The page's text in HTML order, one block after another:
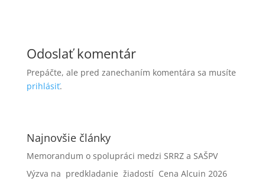
Odoslať komentár
Prepáčte, ale pred zanechaním komentára sa musíte
prihlásiť.
Najnovšie články
Memorandum o spolupráci medzi SRRZ a SAŠPV
Výzva na predkladanie žiadostí Cena Alcuin 2026